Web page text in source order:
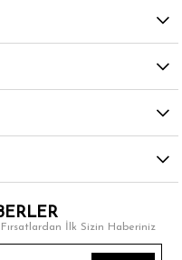
İlk Sizin Haberiniz